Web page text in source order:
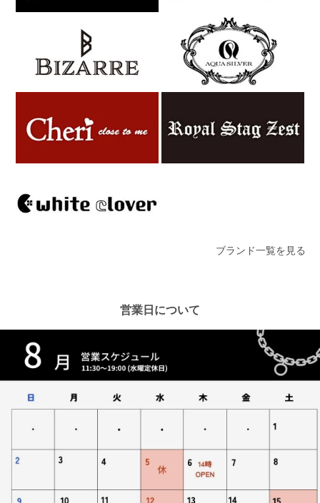
ブランド一覧を見る
営業日について